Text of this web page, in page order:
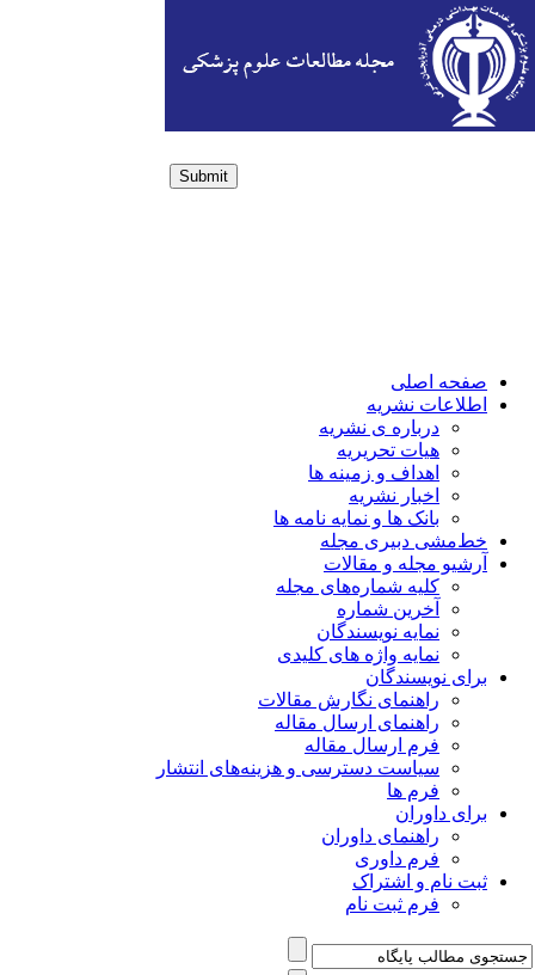
Submit
صفحه اصلی
اطلاعات نشریه
درباره ی نشریه
هیات تحریریه
اهداف و زمینه ها
اخبار نشریه
بانک ها و نمایه نامه ها
خط‌مشی دبیری مجله
آرشیو مجله و مقالات
کلیه شماره‌های مجله
آخرین شماره
نمایه نویسندگان
نمایه واژه های کلیدی
برای نویسندگان
راهنمای نگارش مقالات
راهنمای ارسال مقاله
فرم ارسال مقاله
سیاست دسترسی و هزینه‌های انتشار
فرم ها
برای داوران
راهنمای داوران
فرم داوری
ثبت نام و اشتراک
فرم ثبت نام